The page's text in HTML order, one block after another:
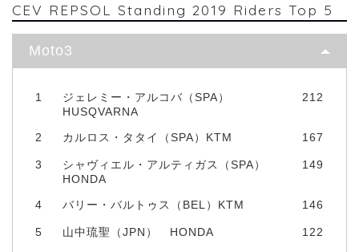
CEV REPSOL Standing 2019 Riders Top 5
Moto3
1
ジェレミー・アルコバ（SPA）
HUSQVARNA
212
2 カルロス・タタイ（SPA）KTM 167
3
シャヴィエル・アルティガス（SPA）
HONDA
149
4 バリー・バルトゥス（BEL）KTM 146
5 山中琉聖（JPN） HONDA 122